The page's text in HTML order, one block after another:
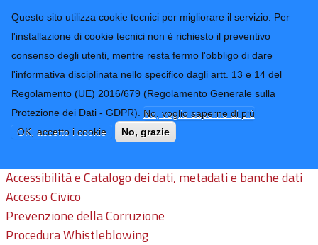
Questo sito utilizza cookie tecnici per migliorare il servizio. Per
l'installazione di cookie tecnici non è richiesto il preventivo
consenso degli utenti, mentre resta fermo l'obbligo di dare
l'informativa disciplinata nello specifico dagli artt. 13 e 14 del
Regolamento (UE) 2016/679 (Regolamento Generale sulla
Protezione dei Dati - GDPR). No, voglio saperne di più
OK, accetto i cookie
No, grazie
Provincia di
Imperia
CONTATTI-URP
TRASPARENZA
Form di ricerca
Altri contenuti
Accessibilità e Catalogo dei dati, metadati e banche dati
Accesso Civico
Prevenzione della Corruzione
Procedura Whistleblowing